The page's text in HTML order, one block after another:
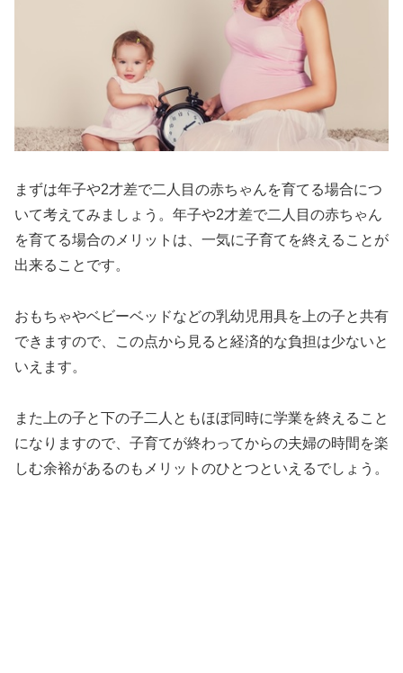
まずは年子や2才差で二人目の赤ちゃんを育てる場合につ
いて考えてみましょう。年子や2才差で二人目の赤ちゃん
を育てる場合のメリットは、一気に子育てを終えることが
出来ることです。
おもちゃやベビーベッドなどの乳幼児用具を上の子と共有
できますので、この点から見ると経済的な負担は少ないと
いえます。
また上の子と下の子二人ともほぼ同時に学業を終えること
になりますので、子育てが終わってからの夫婦の時間を楽
しむ余裕があるのもメリットのひとつといえるでしょう。